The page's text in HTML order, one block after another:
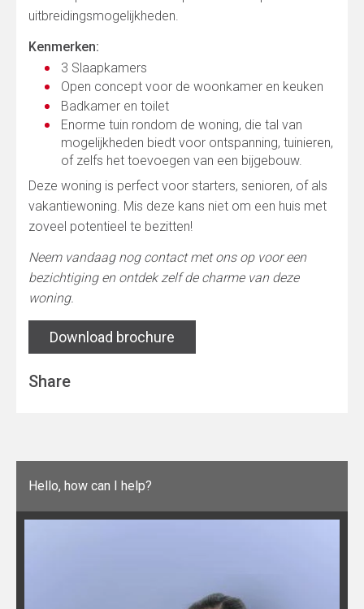
uitbreidingsmogelijkheden.
Kenmerken:
3 Slaapkamers
Open concept voor de woonkamer en keuken
Badkamer en toilet
Enorme tuin rondom de woning, die tal van
mogelijkheden biedt voor ontspanning, tuinieren,
of zelfs het toevoegen van een bijgebouw.
Deze woning is perfect voor starters, senioren, of als
vakantiewoning. Mis deze kans niet om een huis met
zoveel potentieel te bezitten!
Neem vandaag nog contact met ons op voor een
bezichtiging en ontdek zelf de charme van deze
woning.
Download brochure
Share
Hello, how can I help?